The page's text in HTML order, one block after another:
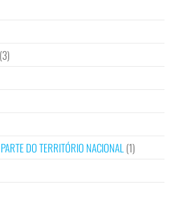
(3)
DO TERRITÓRIO NACIONAL (1)